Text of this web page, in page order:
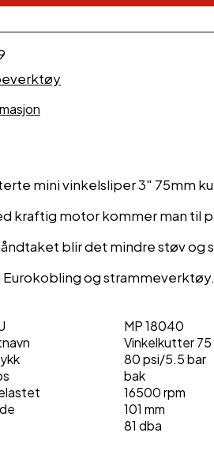
mini vinkelsliper 3″ 75mm
kraftig motor kommer man til
blir det mindre støv og
og strammeverktøy.
MP 18040
Vinkelkutter 75
80 psi/5.5 bar
bak
16500 rpm
101 mm
81 dba